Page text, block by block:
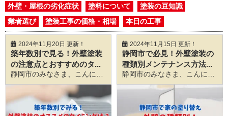
外壁・屋根の劣化症状
塗料について
塗装の豆知識
業者選び
塗装工事の価格・相場 本日の工事
2024年11月20日 更新！
築年数別で見る！外壁塗装
の注意点とおすすめのタ...
職人直営の塗装専門店、静岡外
2024年11月15日 更新！
静岡市で必見！外壁塗装の
種類別メンテナンス方法...